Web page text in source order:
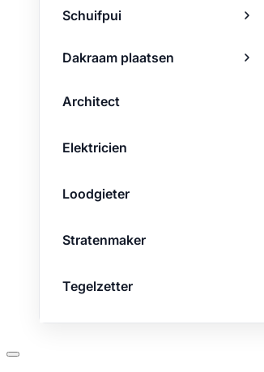
Schuifpui
Dakraam plaatsen
Architect
Elektricien
Loodgieter
Stratenmaker
Tegelzetter